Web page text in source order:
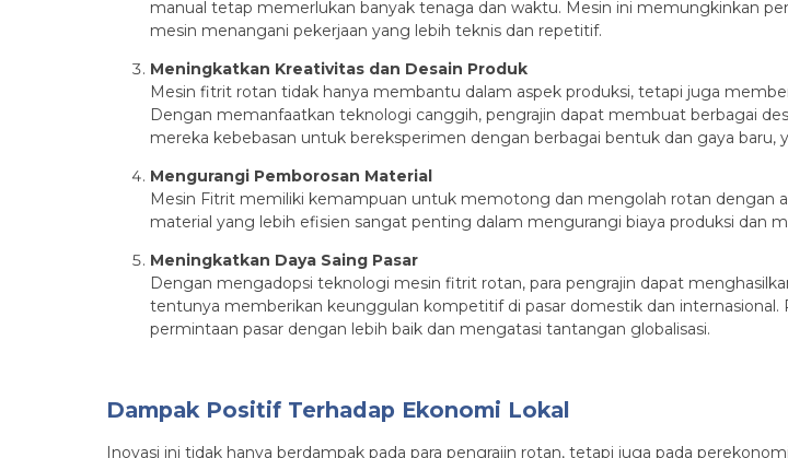
manual tetap memerlukan banyak tenaga dan waktu. Mesin ini memungkinkan
mesin menangani pekerjaan yang lebih teknis dan repetitif.
Meningkatkan Kreativitas dan Desain Produk
Mesin fitrit rotan tidak hanya membantu dalam aspek produksi, tetapi juga
Dengan memanfaatkan teknologi canggih, pengrajin dapat membuat berbagai
mereka kebebasan untuk bereksperimen dengan berbagai bentuk dan gaya baru,
Mengurangi Pemborosan Material
Mesin Fitrit memiliki kemampuan untuk memotong dan mengolah rotan dengan
material yang lebih efisien sangat penting dalam mengurangi biaya produksi dan
Meningkatkan Daya Saing Pasar
Dengan mengadopsi teknologi mesin fitrit rotan, para pengrajin dapat
tentunya memberikan keunggulan kompetitif di pasar domestik dan
permintaan pasar dengan lebih baik dan mengatasi tantangan globalisasi.
Dampak Positif Terhadap Ekonomi Lokal
Inovasi ini tidak hanya berdampak pada para pengrajin rotan, tetapi juga pada